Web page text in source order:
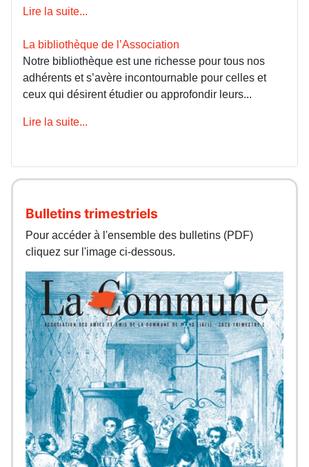
Lire la suite...
La bibliothèque de l’Association
Notre bibliothèque est une richesse pour tous nos
adhérents et s’avère incontournable pour celles et
ceux qui désirent étudier ou approfondir leurs...
Lire la suite...
Bulletins trimestriels
Pour accéder à l'ensemble des bulletins (PDF)
cliquez sur l'image ci-dessous.